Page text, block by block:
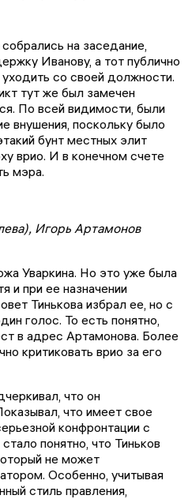
на заседание,
Иванову, а тот публично
со своей должности.
тут же был замечен
По всей видимости, были
внушения, поскольку было
бунт местных элит
врио. И в конечном счете
мэра.
Игорь Артамонов
Уваркина. Но это уже была
и при ее назначении
Тинькова избрал ее, но с
голос. То есть понятно,
в адрес Артамонова. Более
критиковать врио за его
что он
что имеет свое
конфронтации с
понятно, что Тиньков
не может
Особенно, учитывая
стиль правления,